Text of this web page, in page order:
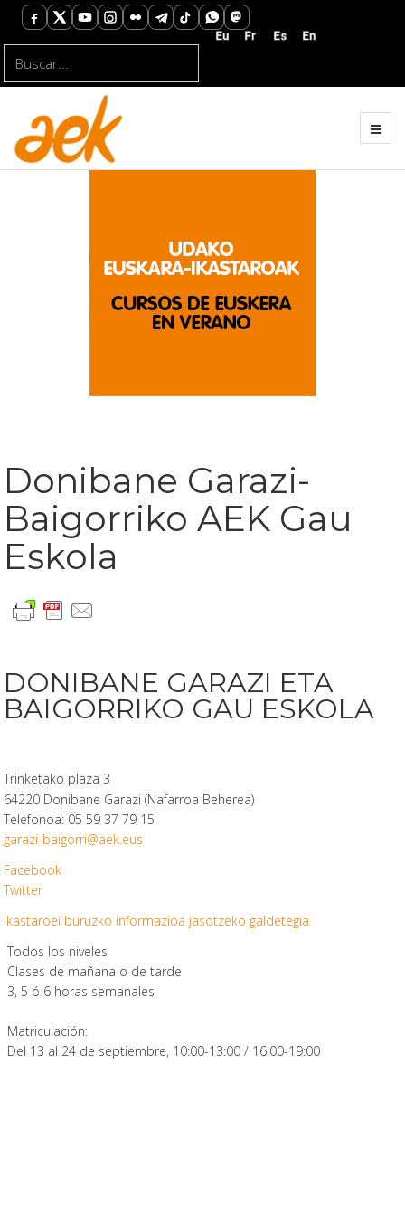
Donibane Garazi-
Baigorriko AEK Gau
Eskola
DONIBANE GARAZI ETA
BAIGORRIKO GAU ESKOLA
Trinketako plaza 3
64220 Donibane Garazi (Nafarroa Beherea)
Telefonoa: 05 59 37 79 15
garazi-baigorri@aek.eus
Facebook
Twitter
Ikastaroei buruzko informazioa jasotzeko galdetegia
Todos los niveles
Clases de mañana o de tarde
3, 5 ó 6 horas semanales
Matriculación:
Del 13 al 24 de septiembre, 10:00-13:00 / 16:00-19:00